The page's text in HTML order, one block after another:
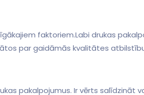
faktoriem.Labi drukas
par gaidāmās kvalitātes
pakalpojumus.⁢ Ir vērts